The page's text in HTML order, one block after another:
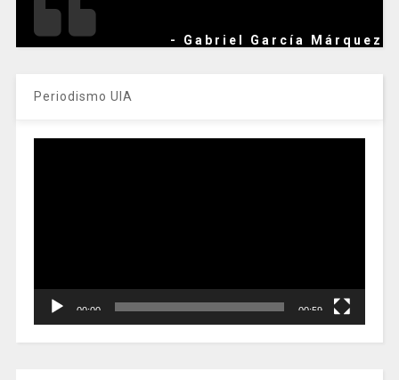
- Gabriel García Márquez
Periodismo UIA
00:00 00:59